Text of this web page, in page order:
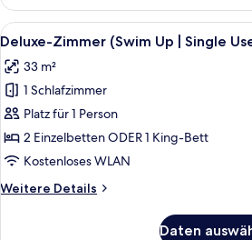
(Coya
Vista)
Alle
Fotos
für
Deluxe-
Zimmer
(Swim
Up
Single
5
Deluxe-Zimmer (Swim Up | Single
33 m²
1 Schlafzimmer
Platz für 1 Person
2 Einzelbetten ODER 1 King-Bett
Kostenloses WLAN
Weitere Details
Weitere
Daten